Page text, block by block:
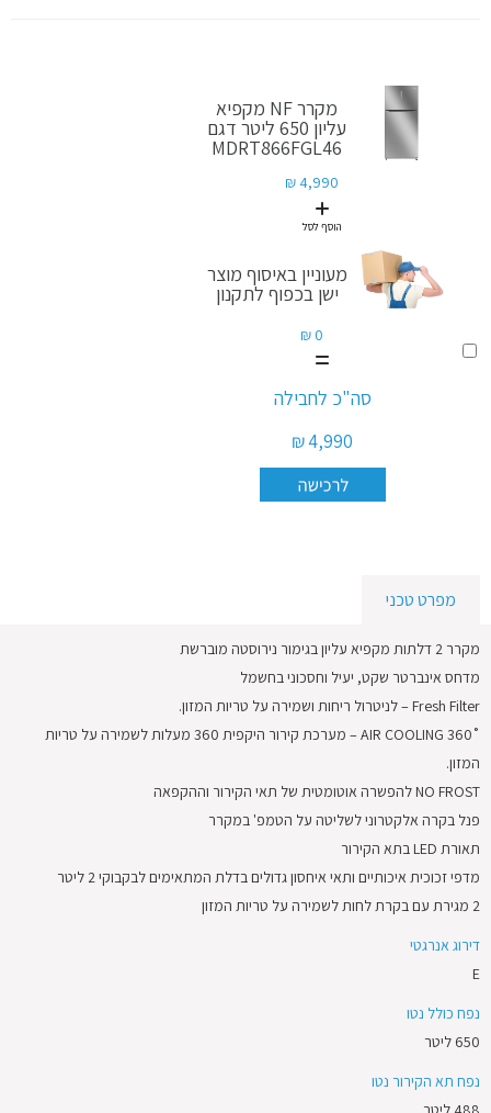
מקרר NF מקפיא
עליון 650 ליטר דגם
MDRT866FGL46
4,990 ₪
הוסף לסל
מעוניין באיסוף מוצר
ישן בכפוף לתקנון
0 ₪
הוסף
סה"כ לחבילה
4,990 ₪
מפרט טכני
מקרר 2 דלתות מקפיא עליון בגימור נירוסטה מוברשת
מדחס אינברטר שקט, יעיל וחסכוני בחשמל
Fresh Filter – לניטרול ריחות ושמירה על טריות המזון.
˚360 AIR COOLING – מערכת קירור היקפית 360 מעלות לשמירה על טריות
המזון.
NO FROST להפשרה אוטומטית של תאי הקירור וההקפאה
פנל בקרה אלקטרוני לשליטה על הטמפ' במקרר
תאורת LED בתא הקירור
מדפי זכוכית איכותיים ותאי איחסון גדולים בדלת המתאימים לבקבוקי 2 ליטר
2 מגירת עם בקרת לחות לשמירה על טריות המזון
דירוג אנרגטי
E
נפח כולל נטו
650 ליטר
נפח תא הקירור נטו